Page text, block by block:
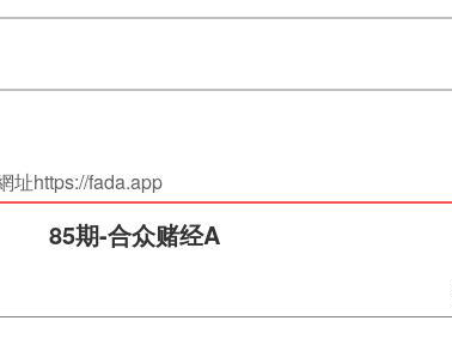
址https://fada.app
85期-合众赌经A